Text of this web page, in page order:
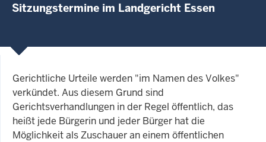
Sitzungstermine im Landgericht Essen
Gerichtliche Urteile werden "im Namen des Volkes"
verkündet. Aus diesem Grund sind
Gerichtsverhandlungen in der Regel öffentlich, das
heißt jede Bürgerin und jeder Bürger hat die
Möglichkeit als Zuschauer an einem öffentlichen